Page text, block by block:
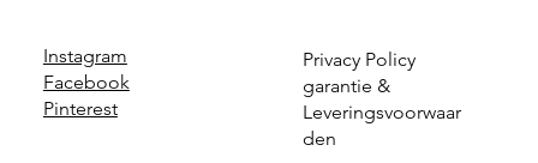
Instagram
Facebook
Pinterest
Privacy Policy
garantie &
Leveringsvoorwaar
den